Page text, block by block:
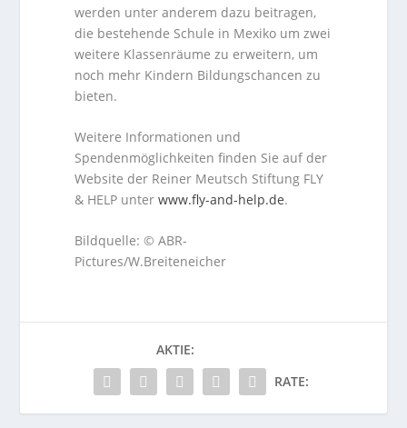
werden unter anderem dazu beitragen,
die bestehende Schule in Mexiko um zwei
weitere Klassenräume zu erweitern, um
noch mehr Kindern Bildungschancen zu
bieten.
Weitere Informationen und
Spendenmöglichkeiten finden Sie auf der
Website der Reiner Meutsch Stiftung FLY
& HELP unterwww.fly-and-help.de.
Bildquelle: © ABR-
Pictures/W.Breiteneicher
AKTIE:
RATE: